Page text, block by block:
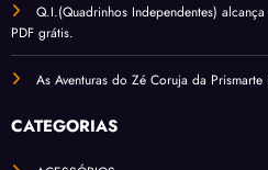
Q.I.(Quadrinhos Independentes)
PDF grátis.
As Aventuras do Zé Coruja da
CATEGORIAS